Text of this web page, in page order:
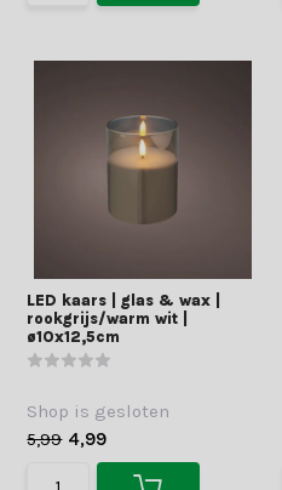
LED kaars | glas & wax |
rookgrijs/warm wit |
ø10x12,5cm
Shop is gesloten
5,99 4,99